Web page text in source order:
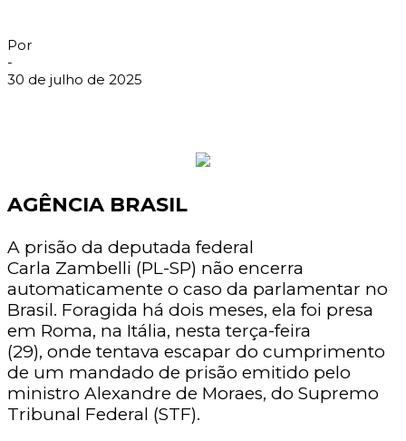
Por
-
30 de julho de 2025
AGÊNCIA BRASIL
A prisão da deputada federal
Carla Zambelli (PL-SP) não encerra
automaticamente o caso da parlamentar no
Brasil. Foragida há dois meses, ela foi presa
em Roma, na Itália, nesta terça-feira
(29), onde tentava escapar do cumprimento
de um mandado de prisão emitido pelo
ministro Alexandre de Moraes, do Supremo
Tribunal Federal (STF).